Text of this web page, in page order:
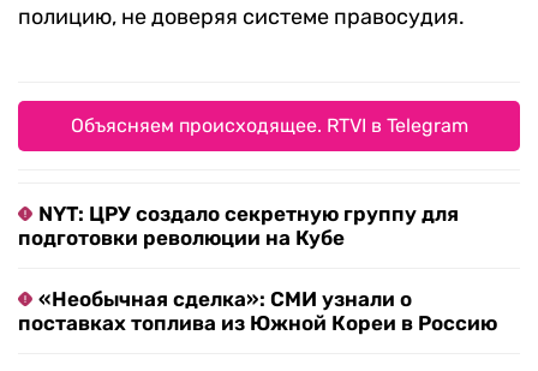
полицию, не доверяя системе правосудия.
Объясняем происходящее. RTVI в Telegram
NYT: ЦРУ создало секретную группу для
подготовки революции на Кубе
«Необычная сделка»: СМИ узнали о
поставках топлива из Южной Кореи в Россию